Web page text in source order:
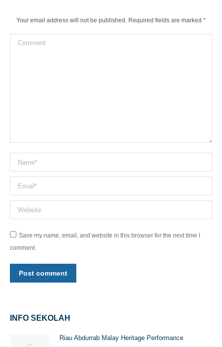
Your email address will not be published. Required fields are marked *
Comment
Name *
Email *
Website
Save my name, email, and website in this browser for the next time I
comment.
Post comment
INFO SEKOLAH
Riau Abdurrab Malay Heritage Performance